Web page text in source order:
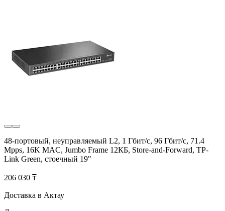
48-портовый, неуправляемый L2, 1 Гбит/с, 96 Гбит/с, 71.4
Mpps, 16K MAC, Jumbo Frame 12КБ, Store-and-Forward, TP-
Link Green, стоечный 19"
206 030 ₸
Доставка в Актау